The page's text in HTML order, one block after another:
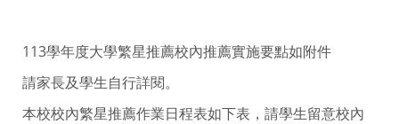
113學年度大學繁星推薦校內推薦實施要點如附件
請家長及學生自行詳閱。
本校校內繁星推薦作業日程表如下表，請學生留意校內